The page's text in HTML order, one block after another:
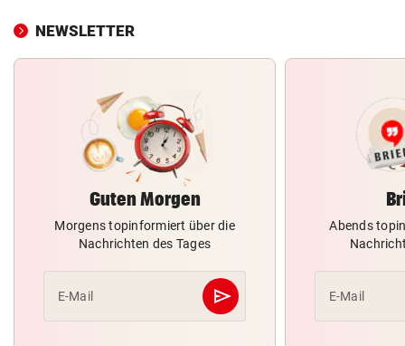
NEWSLETTER
Guten Morgen
Morgens topinformiert über die
Nachrichten des Tages
E-Mail send
Abschicken
Abends
E-Mail